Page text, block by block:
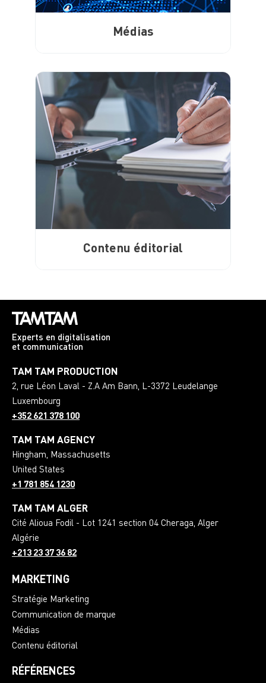
Médias
Contenu éditorial
Experts en digitalisation
et communication
TAM TAM PRODUCTION
2, rue Léon Laval - Z.A Am Bann, L-3372 Leudelange
Luxembourg
+352 621 378 100
TAM TAM AGENCY
Hingham, Massachusetts
United States
+1 781 854 1230
TAM TAM ALGER
Cité Alioua Fodil - Lot 1241 section 04 Cheraga, Alger
Algérie
+213 23 37 36 82
MARKETING
Stratégie Marketing
Communication de marque
Médias
Contenu éditorial
RÉFÉRENCES